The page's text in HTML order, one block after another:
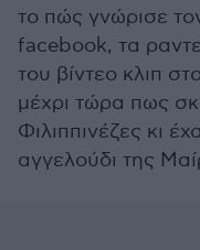
το πώς γνώρισε
facebook, τα
του βίντεο κλιπ
μέχρι τώρα πως
Φιλιππινέζες κι
αγγελούδι της